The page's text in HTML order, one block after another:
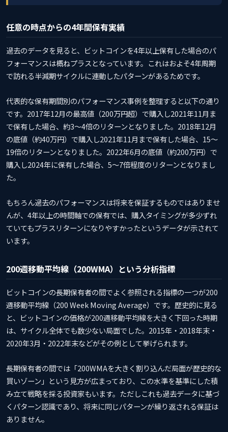
任意の時点からの4年間保有実績
過去のデータを見ると、ビットコインを4年以上保有した場合のパ
フォーマンスは概ねプラスとなっています。これはおよそ4年周期
で訪れる半減期サイクルに連動したパターンがあるためです。
代表的な保有期間別のパフォーマンス事例を整理すると以下の通り
です。2017年12月の最高値（200万円超）で購入し2021年11月ま
で保有した場合、約3〜4倍のリターンとなりました。2018年12月
の底値（約40万円）で購入し2021年11月まで保有した場合、15〜
19倍のリターンとなりました。2022年6月の底値（約200万円）で
購入し2024年に保有した場合、5〜7倍程度のリターンとなりまし
た。
もちろん過去のパフォーマンスは将来を保証するものではありませ
んが、4年以上の時間軸での保有では、購入タイミングが多少ずれ
ていてもプラスリターンになりやすかったというデータが示されて
います。
200週移動平均線（200WMA）という分析指標
ビットコインの長期保有者の間でよく参照される指標の一つが200
週移動平均線（200 Week Moving Average）です。歴史的に見る
と、ビットコインの価格が200週移動平均線を大きく下回った時期
は、サイクル全体でも数少ない局面でした。2015年・2018年末・
2020年3月・2022年末などがその例として挙げられます。
長期保有者の間では「200WMAを大きく割り込んだ局面が歴史的な
買いゾーン」という見方が広まっており、この水準を基準にした積
み立て戦略を採る投資家もいます。ただしこれも過去データに基づ
くパターン認識であり、将来に同じパターンが繰り返される保証は
ありません。